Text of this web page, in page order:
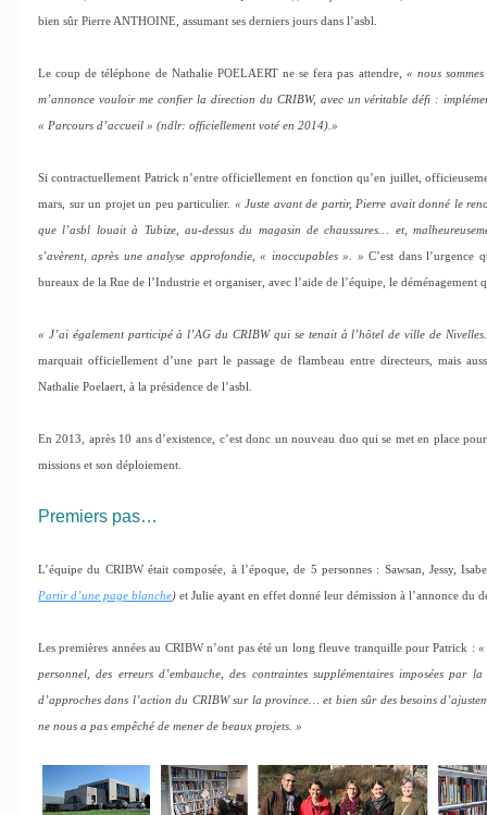
bien sûr Pierre ANTHOINE, assumant ses derniers jours dans l’asbl.
Le coup de téléphone de Nathalie POELAERT ne se fera pas attendre, « nous
m’annonce vouloir me confier la direction du CRIBW, avec un véritable défi :
« Parcours d’accueil » (ndlr: officiellement voté en 2014).»
Si contractuellement Patrick n’entre officiellement en fonction qu’en juillet,
mars, sur un projet un peu particulier. « Juste avant de partir, Pierre avait donné le
que l’asbl louait à Tubize, au-dessus du magasin de chaussures… et,
s’avèrent, après une analyse approfondie, « inoccupables ». » C’est dans l’urgence
bureaux de la Rue de l’Industrie et organiser, avec l’aide de l’équipe, le
« J’ai également participé à l’AG du CRIBW qui se tenait à l’hôtel de ville de
marquait officiellement d’une part le passage de flambeau entre directeurs, mais
Nathalie Poelaert, à la présidence de l’asbl.
En 2013, après 10 ans d’existence, c’est donc un nouveau duo qui se met en place
missions et son déploiement.
Premiers pas…
L’équipe du CRIBW était composée, à l’époque, de 5 personnes : Sawsan, Jessy,
Partir d’une page blanche) et Julie ayant en effet donné leur démission à l’annonce du
Les premières années au CRIBW n’ont pas été un long fleuve tranquille pour Patrick :«
personnel, des erreurs d’embauche, des contraintes supplémentaires imposées par
d’approches dans l’action du CRIBW sur la province… et bien sûr des besoins
ne nous a pas empêché de mener de beaux projets. »